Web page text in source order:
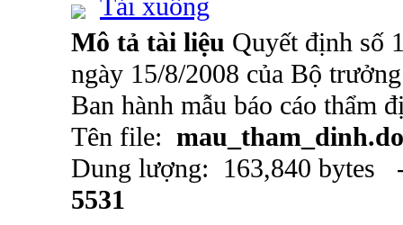
Tải xuống
Mô tả tài liệu Quyết định số
ngày 15/8/2008 của Bộ
Ban hành mẫu báo cáo thẩm
Tên file:
Dung lượng: 163,840
5531